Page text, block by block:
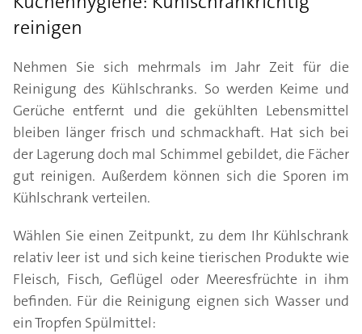
reinigen
Nehmen Sie sich mehrmals im Jahr Zeit für die
Reinigung des Kühlschranks. So werden Keime und
Gerüche entfernt und die gekühlten Lebensmittel
bleiben länger frisch und schmackhaft. Hat sich bei
der Lagerung doch mal Schimmel gebildet, die Fächer
gut reinigen. Außerdem können sich die Sporen im
Kühlschrank verteilen.
Wählen Sie einen Zeitpunkt, zu dem Ihr Kühlschrank
relativ leer ist und sich keine tierischen Produkte wie
Fleisch, Fisch, Geflügel oder Meeresfrüchte in ihm
befinden. Für die Reinigung eignen sich Wasser und
ein Tropfen Spülmittel: